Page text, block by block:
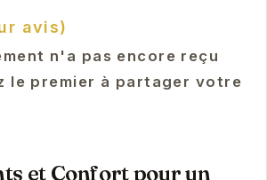
avis)
n'a pas encore reçu
le premier à partager votre
et Confort pour un